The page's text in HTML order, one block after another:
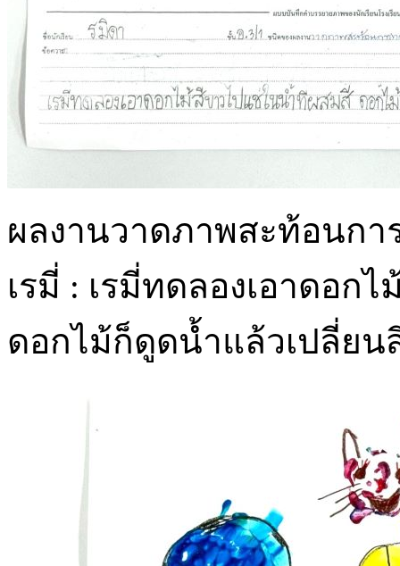
ผลงานวาดภาพสะท้อนกา
เรมี่ : เรมี่ทดลองเอาดอ
ดอกไม้ก็ดูดน้ำแล้วเปลี่ยน